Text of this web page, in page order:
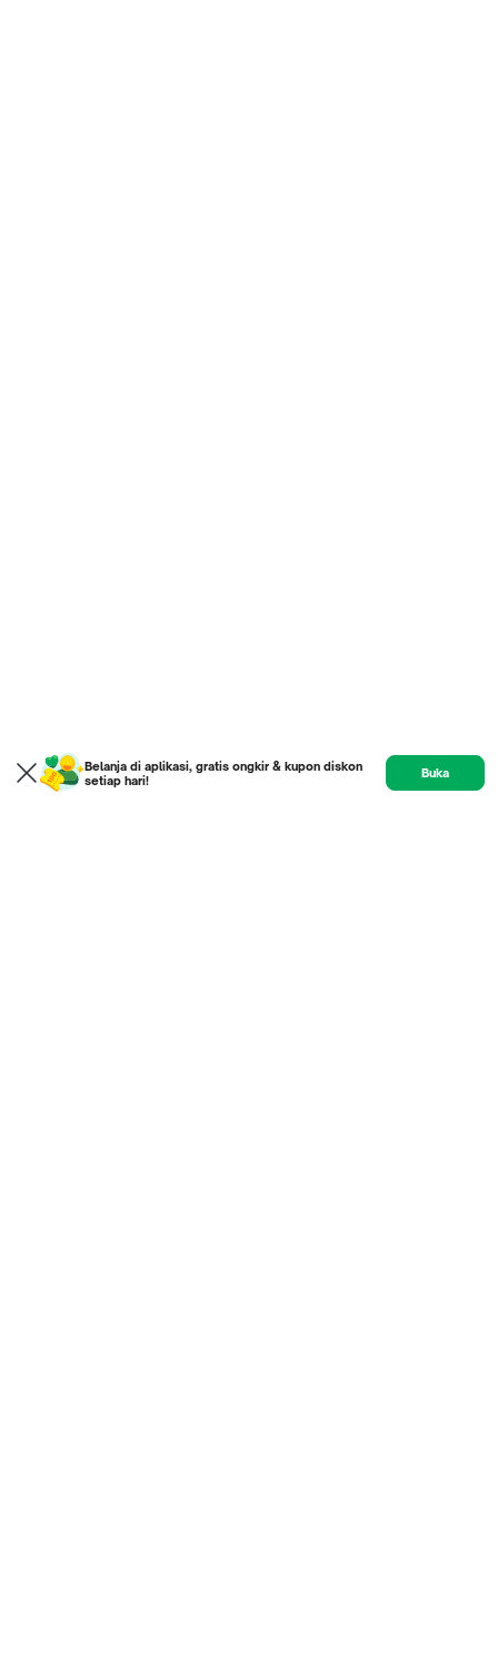
Belanja di aplikasi, gratis ongkir & kupon diskon
setiap hari!
Buka